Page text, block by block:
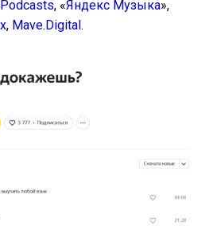
, «Яндекс Музыка»,
, Mave.Digital.